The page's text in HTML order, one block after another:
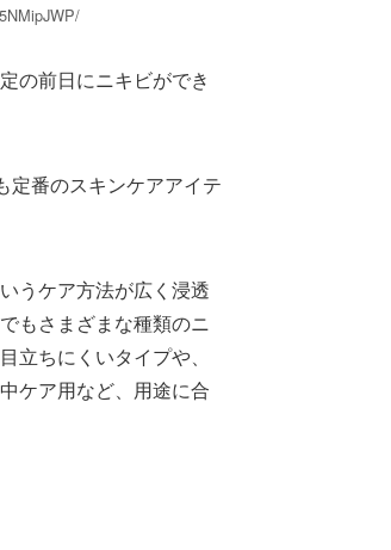
の前日にニキビができ
定番のスキンケアアイテ
うケア方法が広く浸透
もさまざまな種類のニ
立ちにくいタイプや、
ケア用など、用途に合